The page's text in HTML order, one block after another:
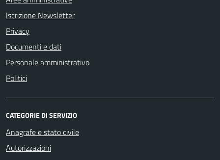
Iscrizione Newsletter
Privacy
Documenti e dati
Personale amministrativo
Politici
CATEGORIE DI SERVIZIO
Anagrafe e stato civile
Autorizzazioni